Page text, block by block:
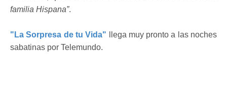
familia Hispana”.
"La Sorpresa de tu Vida" llega muy pronto a las noches
sabatinas por Telemundo.